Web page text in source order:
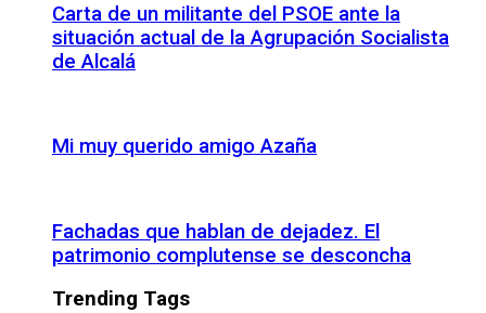
Carta de un militante del PSOE ante la
situación actual de la Agrupación Socialista
de Alcalá
Mi muy querido amigo Azaña
Fachadas que hablan de dejadez. El
patrimonio complutense se desconcha
Trending Tags